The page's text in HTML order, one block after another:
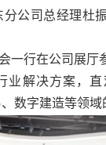
分公司总经理杜
一行在公司展厅
业解决方案，
数字建造等领域